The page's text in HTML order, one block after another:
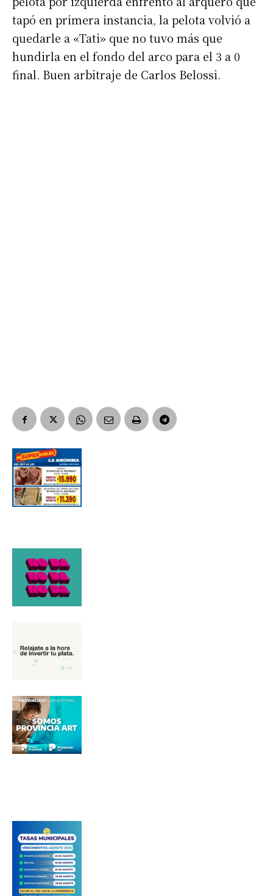
Nombre
tapó en primera instancia, la pelota volvió a
quedarle a «Tati» que no tuvo más que
hundirla en el fondo del arco para el 3 a 0
final. Buen arbitraje de Carlos Belossi.